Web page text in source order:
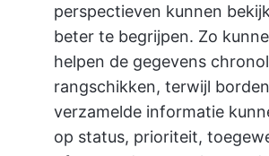
perspectieven kunnen
beter te begrijpen. Zo
helpen de gegevens
rangschikken, terwijl
verzamelde informatie
op status, prioriteit,